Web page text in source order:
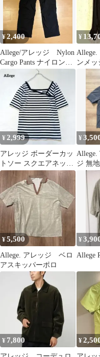
¥2,400
Allege/アレッジ Nylon
Cargo Pants ナイロンカ
ーゴパンツ
¥
ンメッ
Linen
¥2,999
アレッジ ボーダーカッ
トソー スクエアネック
アシンメトリー 日本製
¥
Allege.
ジ 無
ー フ
¥5,500
Allege. アレッジ ベロ
アスキッパーポロ
¥
Allege
¥ 7,800 ¥